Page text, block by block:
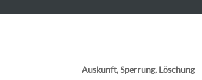
Auskunft, Sperrung, Löschung